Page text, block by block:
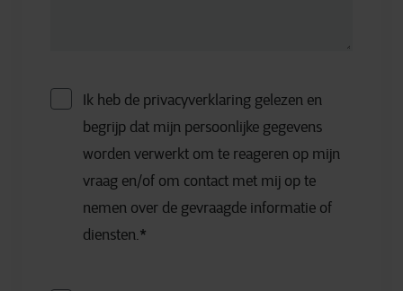
Ik heb de privacyverklaring gelezen en
begrijp dat mijn persoonlijke gegevens
worden verwerkt om te reageren op mijn
vraag en/of om contact met mij op te
nemen over de gevraagde informatie of
diensten. *